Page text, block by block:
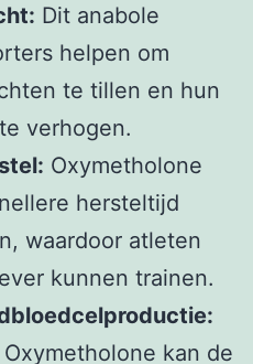
Dit anabole
helpen om
te tillen en hun
verhogen.
Oxymetholone
hersteltijd
waardoor atleten
kunnen trainen.
kan de